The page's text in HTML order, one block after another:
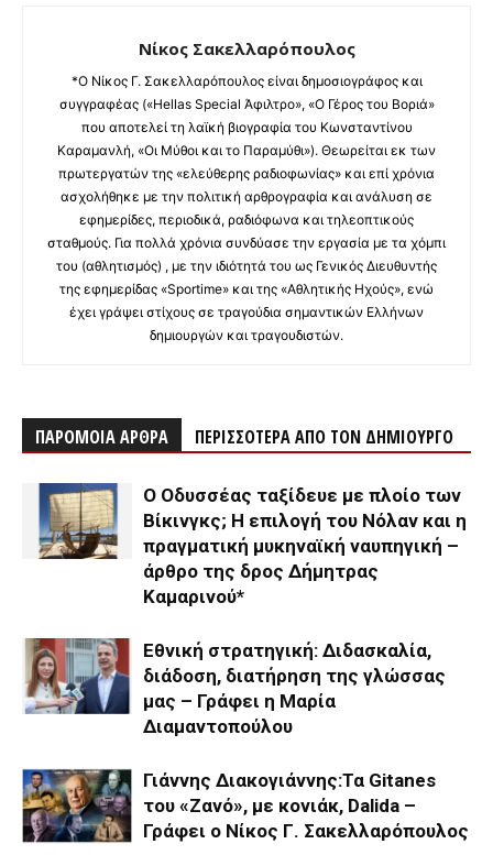
Νίκος Σακελλαρόπουλος
*Ο Νίκος Γ. Σακελλαρόπουλος είναι δημοσιογράφος και
συγγραφέας («Hellas Special Άφιλτρο», «Ο Γέρος του Βοριά»
που αποτελεί τη λαϊκή βιογραφία του Κωνσταντίνου
Καραμανλή, «Οι Μύθοι και το Παραμύθι»). Θεωρείται εκ των
πρωτεργατών της «ελεύθερης ραδιοφωνίας» και επί χρόνια
ασχολήθηκε με την πολιτική αρθρογραφία και ανάλυση σε
εφημερίδες, περιοδικά, ραδιόφωνα και τηλεοπτικούς
σταθμούς. Για πολλά χρόνια συνδύασε την εργασία με τα χόμπι
του (αθλητισμός) , με την ιδιότητά του ως Γενικός Διευθυντής
της εφημερίδας «Sportime» και της «Αθλητικής Ηχούς», ενώ
έχει γράψει στίχους σε τραγούδια σημαντικών Ελλήνων
δημιουργών και τραγουδιστών.
ΠΑΡΟΜΟΙΑ ΑΡΘΡΑ ΠΕΡΙΣΣΟΤΕΡΑ ΑΠΟ ΤΟΝ ΔΗΜΙΟΥΡΓΟ
Ο Οδυσσέας ταξίδευε με πλοίο των
Βίκινγκς; Η επιλογή του Νόλαν και η
πραγματική μυκηναϊκή ναυπηγική –
άρθρο της δρος Δήμητρας
Καμαρινού*
Εθνική στρατηγική: Διδασκαλία,
διάδοση, διατήρηση της γλώσσας
μας – Γράφει η Μαρία
Διαμαντοπούλου
Γιάννης Διακογιάννης:Τα Gitanes
του «Ζανό», με κονιάκ, Dalida –
Γράφει ο Νίκος Γ. Σακελλαρόπουλος